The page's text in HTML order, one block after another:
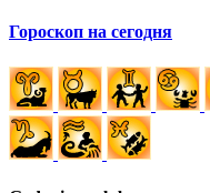
Гороскоп на сегодня